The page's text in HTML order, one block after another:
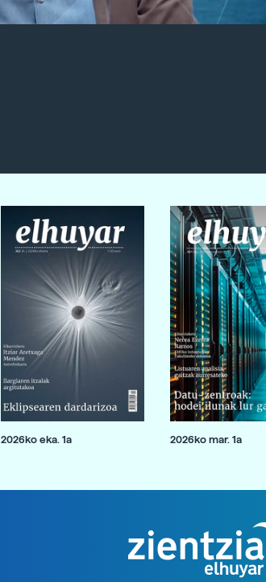
2026ko eka. 1a 2026ko mar. 1a